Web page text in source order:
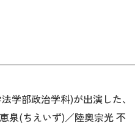
学部政治学科)が出演した、
泉(ちえいず)／陸奥宗光 不